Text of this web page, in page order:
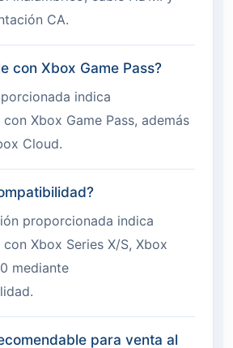
CA.
con Xbox Game Pass?
indica
Xbox Game Pass, además
Cloud.
proporcionada indica
Xbox Series X/S, Xbox
mediante
para venta al